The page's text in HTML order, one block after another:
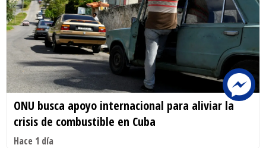
ONU busca apoyo internacional para aliviar la
crisis de combustible en Cuba
Hace 1 día